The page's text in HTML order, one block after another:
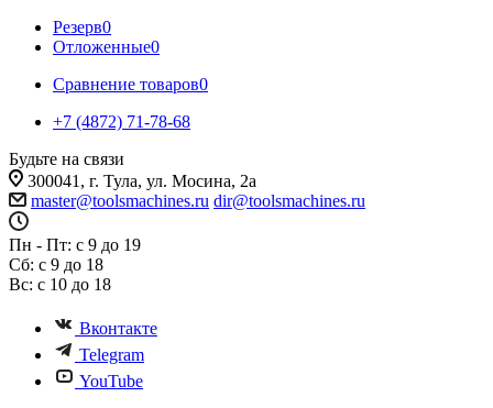
Резерв0
Отложенные0
Сравнение товаров0
+7 (4872) 71-78-68
Будьте на связи
300041, г. Тула, ул. Мосина, 2а
master@toolsmachines.ru dir@toolsmachines.ru
Пн - Пт: с 9 до 19
Сб: с 9 до 18
Вс: с 10 до 18
Вконтакте
Telegram
YouTube